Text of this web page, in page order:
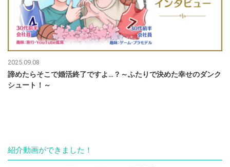
2025.09.08
諦めたらそこで婚活終了ですよ…？～ふたりで決めた幸せのダンク
シュート！～
紹介動画ができました！